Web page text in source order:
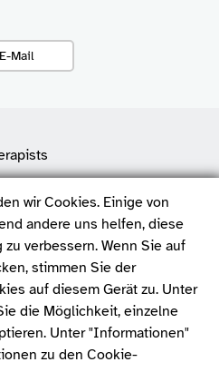
Fehler melden
E-Mail
wir Cookies. Einige von
andere uns helfen, diese
verbessern. Wenn Sie auf
stimmen Sie der
auf diesem Gerät zu. Unter
die Möglichkeit, einzelne
Unter "Informationen"
zu den Cookie-